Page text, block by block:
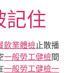
記住
飲業體檢止散播
一般勞工健檢間
一般勞工健檢一